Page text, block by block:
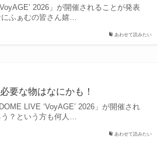
あわせて読みたい
2026」が開催されることが発表
にふぁむの皆さん嬉…
あわせて読みたい
要な物はなにかも！
LIVE ‘VoyAGE’ 2026」が開催され
う？という方も何人…